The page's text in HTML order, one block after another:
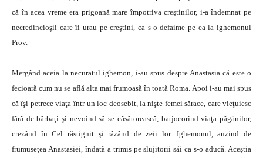
că în acea vreme era prigoană mare împotriva creştinilor, i-a îndemnat pe
necredincioşii care îi urau pe creştini, ca s-o defaime pe ea la ighemonul
Prov.
Mergând aceia la necuratul ighemon, i-au spus despre Anastasia că este o
fecioară cum nu se află alta mai frumoasă în toată Roma. Apoi i-au mai spus
că îşi petrece viaţa într-un loc deosebit, la nişte femei sărace, care vieţuiesc
fără de bărbaţi şi nevoind să se căsătorească, batjocorind viaţa păgânilor,
crezând în Cel răstignit şi râzând de zeii lor. Ighemonul, auzind de
frumuseţea Anastasiei, îndată a trimis pe slujitorii săi ca s-o aducă. Aceştia